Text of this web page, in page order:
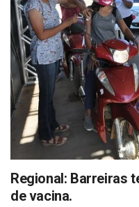
Regional: Barreiras
de vacina.